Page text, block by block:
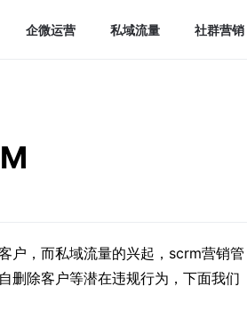
企微运营 私域流量 社群营销
户，而私域流量的兴起，scrm营销管
删除客户等潜在违规行为，下面我们